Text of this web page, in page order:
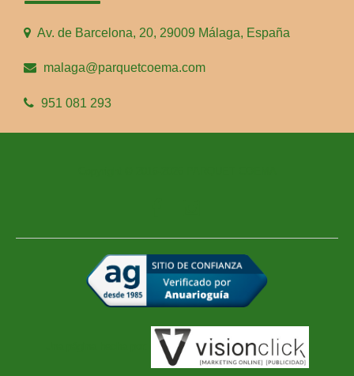
Av. de Barcelona, 20, 29009 Málaga, España
malaga@parquetcoema.com
951 081 293